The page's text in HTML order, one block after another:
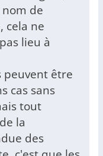
de
cela ne
lieu à
peuvent être
cas sans
tout
la
des